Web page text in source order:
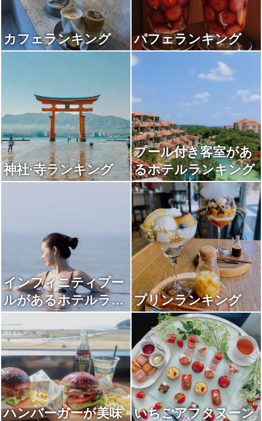
カフェランキング パフェランキング
神社·寺ランキング
プール付き客室があ
るホテルランキング
インフィニティプー
ルがあるホテルラン
キング
プリンランキング
ハンバーガーが美味
いちごアフタヌーン